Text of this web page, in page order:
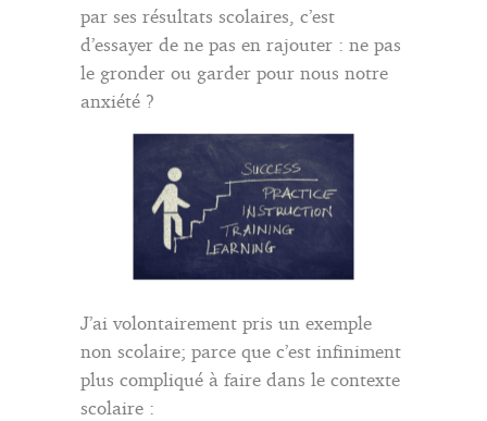
par ses résultats scolaires, c’est
d’essayer de ne pas en rajouter : ne pas
le gronder ou garder pour nous notre
anxiété ?
J’ai volontairement pris un exemple
non scolaire; parce que c’est infiniment
plus compliqué à faire dans le contexte
scolaire :